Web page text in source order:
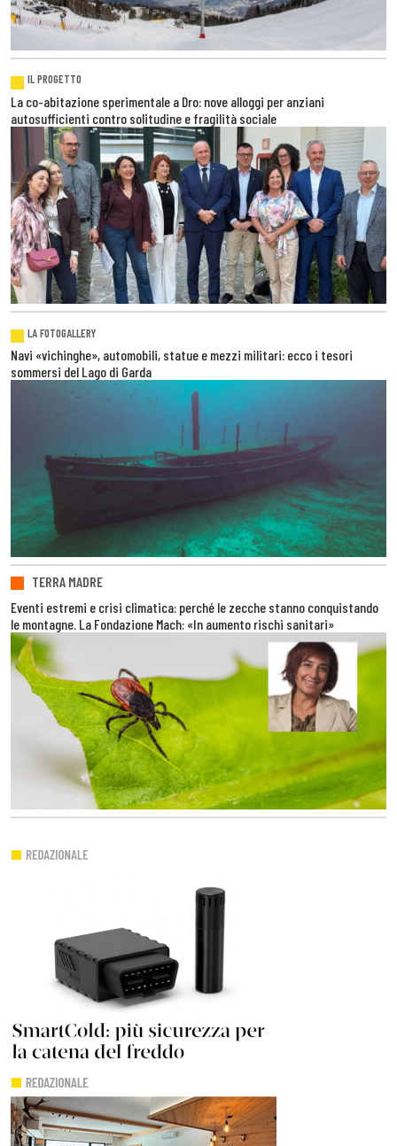
IL PROGETTO
La co-abitazione sperimentale a Dro: nove alloggi per anziani
autosufficienti contro solitudine e fragilità sociale
LA FOTOGALLERY
Navi «vichinghe», automobili, statue e mezzi militari: ecco i tesori
sommersi del Lago di Garda
TERRA MADRE
Eventi estremi e crisi climatica: perché le zecche stanno conquistando
le montagne. La Fondazione Mach: «In aumento rischi sanitari»